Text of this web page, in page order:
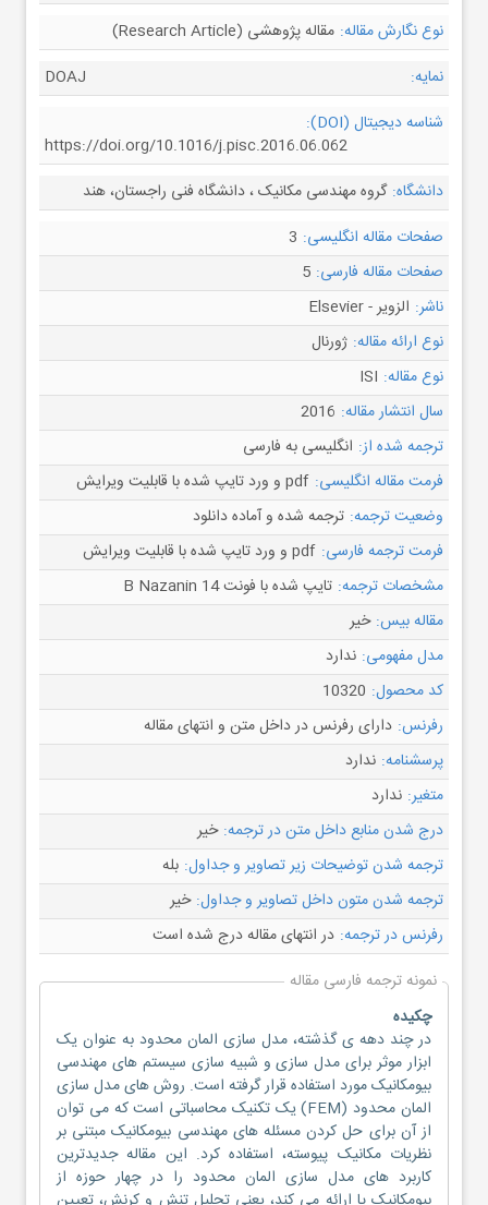
نوع نگارش مقاله: مقاله پژوهشی (Research Article)
نمایه:
DOAJ
شناسه دیجیتال (DOI):
https://doi.org/10.1016/j.pisc.2016.06.062
دانشگاه: گروه مهندسی مکانیک ، دانشگاه فنی راجستان، هند
صفحات مقاله انگلیسی: 3
صفحات مقاله فارسی: 5
ناشر: الزویر - Elsevier
نوع ارائه مقاله: ژورنال
نوع مقاله: ISI
سال انتشار مقاله: 2016
ترجمه شده از: انگلیسی به فارسی
فرمت مقاله انگلیسی: pdf و ورد تایپ شده با قابلیت ویرایش
وضعیت ترجمه: ترجمه شده و آماده دانلود
فرمت ترجمه فارسی: pdf و ورد تایپ شده با قابلیت ویرایش
مشخصات ترجمه: تایپ شده با فونت B Nazanin 14
مقاله بیس: خیر
مدل مفهومی: ندارد
کد محصول: 10320
رفرنس: دارای رفرنس در داخل متن و انتهای مقاله
پرسشنامه: ندارد
متغیر: ندارد
درج شدن منابع داخل متن در ترجمه: خیر
ترجمه شدن توضیحات زیر تصاویر و جداول: بله
ترجمه شدن متون داخل تصاویر و جداول: خیر
رفرنس در ترجمه: در انتهای مقاله درج شده است
نمونه ترجمه فارسی مقاله
چکیده
در چند دهه ی گذشته، مدل سازی المان محدود به عنوان یک
ابزار موثر برای مدل سازی و شبیه سازی سیستم های مهندسی
بیومکانیک مورد استفاده قرار گرفته است. روش های مدل سازی
المان محدود (FEM) یک تکنیک محاسباتی است که می توان
از آن برای حل کردن مسئله های مهندسی بیومکانیک مبتنی بر
نظریات مکانیک پیوسته، استفاده کرد. این مقاله جدیدترین
کاربرد های مدل سازی المان محدود را در چهار حوزه از